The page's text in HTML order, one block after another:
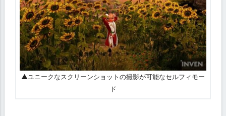
セ
ル
▲ユニークなスクリーンショットの撮影が可能なセルフィモー
ド